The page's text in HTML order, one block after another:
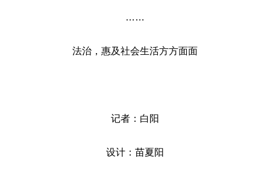
……
法治，惠及社会生活方方面面
记者：白阳
设计：苗夏阳